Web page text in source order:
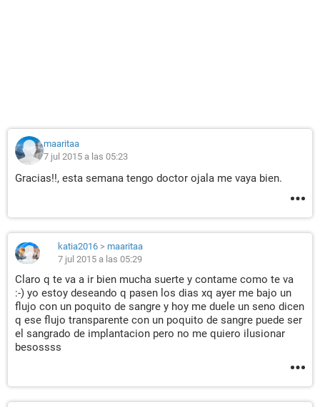
maaritaa
7 jul 2015 a las 05:23
Gracias!!, esta semana tengo doctor ojala me vaya bien.
katia2016 > maaritaa
7 jul 2015 a las 05:29
Claro q te va a ir bien mucha suerte y contame como te va
:-) yo estoy deseando q pasen los dias xq ayer me bajo un
flujo con un poquito de sangre y hoy me duele un seno dicen
q ese flujo transparente con un poquito de sangre puede ser
el sangrado de implantacion pero no me quiero ilusionar
besossss